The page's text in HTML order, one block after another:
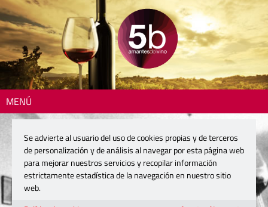
MENÚ
Se advierte al usuario del uso de cookies propias y de terceros
de personalización y de análisis al navegar por esta página web
para mejorar nuestros servicios y recopilar información
estrictamente estadística de la navegación en nuestro sitio
web.